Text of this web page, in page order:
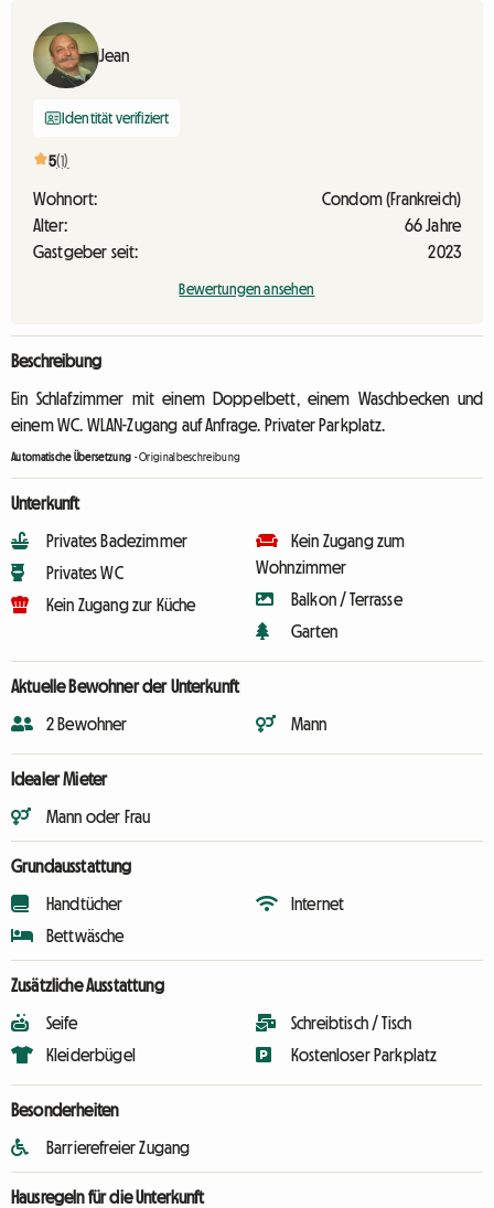
Jean
Identität verifiziert
5(1)
Wohnort:
Condom (Frankreich)
Alter:
66 Jahre
Gastgeber seit:
2023
Bewertungen ansehen
Beschreibung
Ein Schlafzimmer mit einem Doppelbett, einem Waschbecken und
einem WC. WLAN-Zugang auf Anfrage. Privater Parkplatz.
Automatische Übersetzung -Originalbeschreibung
Unterkunft
Privates Badezimmer
Privates WC
Kein Zugang zur Küche
Kein Zugang zum
Wohnzimmer
Balkon / Terrasse
Garten
Aktuelle Bewohner der Unterkunft
2 Bewohner Mann
Idealer Mieter
Mann oder Frau
Grundausstattung
Handtücher
Bettwäsche
Internet
Zusätzliche Ausstattung
Seife
Kleiderbügel
Schreibtisch / Tisch
Kostenloser Parkplatz
Besonderheiten
Barrierefreier Zugang
Hausregeln für die Unterkunft